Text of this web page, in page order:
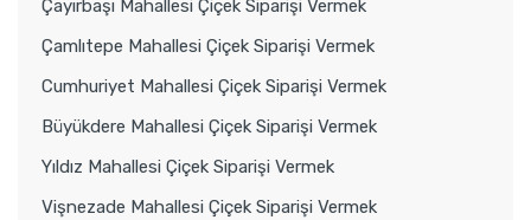
Çayırbaşı Mahallesi Çiçek Siparişi Vermek
Çamlıtepe Mahallesi Çiçek Siparişi Vermek
Cumhuriyet Mahallesi Çiçek Siparişi Vermek
Büyükdere Mahallesi Çiçek Siparişi Vermek
Yıldız Mahallesi Çiçek Siparişi Vermek
Vişnezade Mahallesi Çiçek Siparişi Vermek